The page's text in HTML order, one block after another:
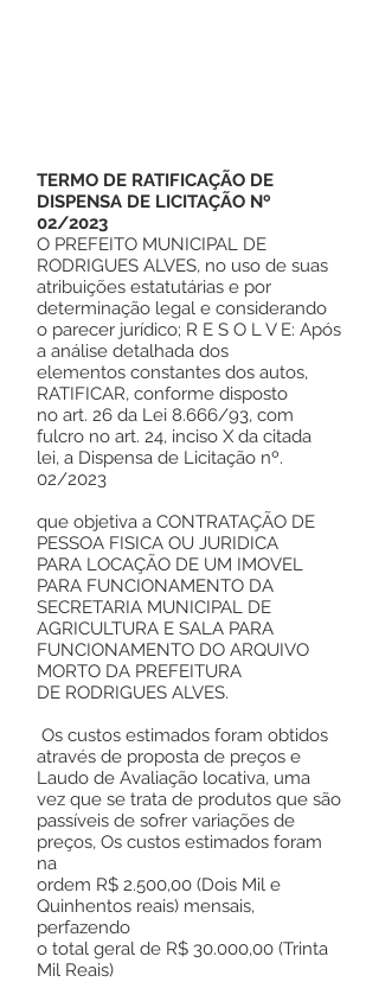
TERMO DE RATIFICAÇÃO DE
DISPENSA DE LICITAÇÃO Nº
02/2023
O PREFEITO MUNICIPAL DE
RODRIGUES ALVES, no uso de suas
atribuições estatutárias e por
determinação legal e considerando
o parecer jurídico; R E S O L V E: Após
a análise detalhada dos
elementos constantes dos autos,
RATIFICAR, conforme disposto
no art. 26 da Lei 8.666/93, com
fulcro no art. 24, inciso X da citada
lei, a Dispensa de Licitação nº.
02/2023
que objetiva a CONTRATAÇÃO DE
PESSOA FISICA OU JURIDICA
PARA LOCAÇÃO DE UM IMOVEL
PARA FUNCIONAMENTO DA
SECRETARIA MUNICIPAL DE
AGRICULTURA E SALA PARA
FUNCIONAMENTO DO ARQUIVO
MORTO DA PREFEITURA
DE RODRIGUES ALVES.
Os custos estimados foram obtidos
através de proposta de preços e
Laudo de Avaliação locativa, uma
vez que se trata de produtos que são
passíveis de sofrer variações de
preços, Os custos estimados foram
na
ordem R$ 2.500,00 (Dois Mil e
Quinhentos reais) mensais,
perfazendo
o total geral de R$ 30.000,00 (Trinta
Mil Reais)